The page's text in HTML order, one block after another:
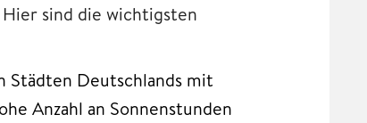
sind die wichtigsten
Städten Deutschlands mit
Anzahl an Sonnenstunden